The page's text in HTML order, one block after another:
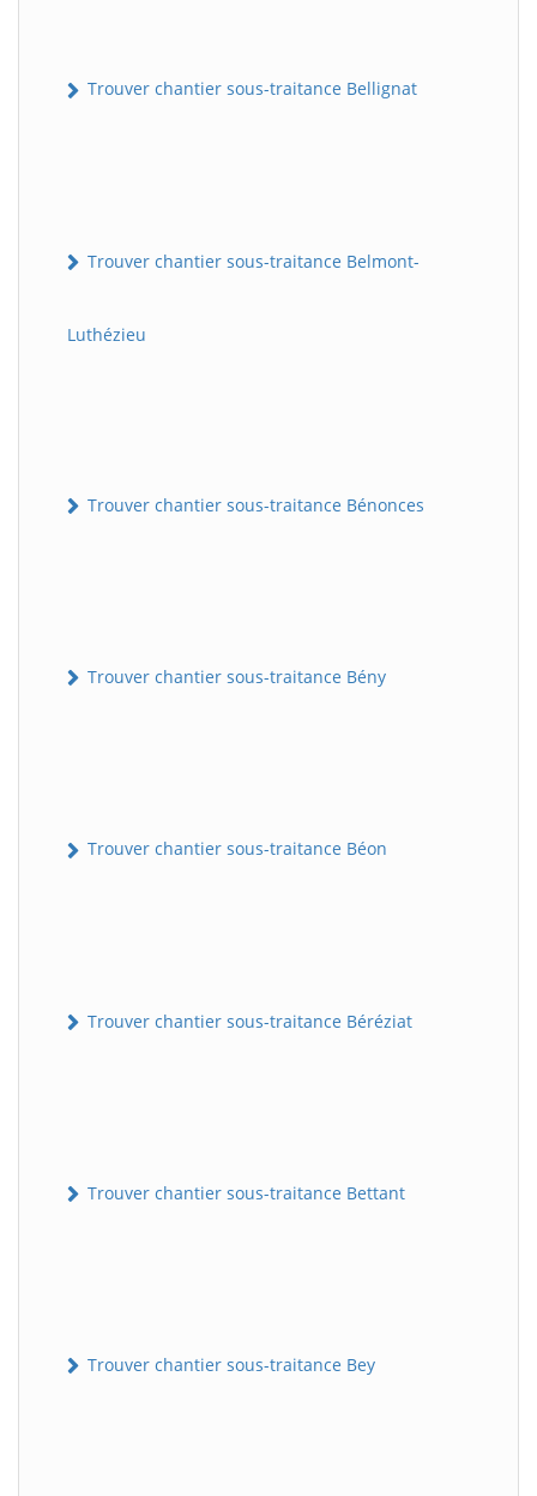
Trouver chantier sous-traitance Bellignat
Trouver chantier sous-traitance Belmont-
Luthézieu
Trouver chantier sous-traitance Bénonces
Trouver chantier sous-traitance Bény
Trouver chantier sous-traitance Béon
Trouver chantier sous-traitance Béréziat
Trouver chantier sous-traitance Bettant
Trouver chantier sous-traitance Bey